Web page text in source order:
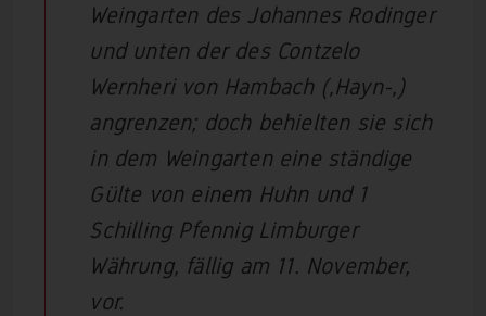
Weingarten des Johannes Rodinger
und unten der des Contzelo
Wernheri von Hambach (‚Hayn-‚)
angrenzen; doch behielten sie sich
in dem Weingarten eine ständige
Gülte von einem Huhn und 1
Schilling Pfennig Limburger
Währung, fällig am 11. November,
vor.